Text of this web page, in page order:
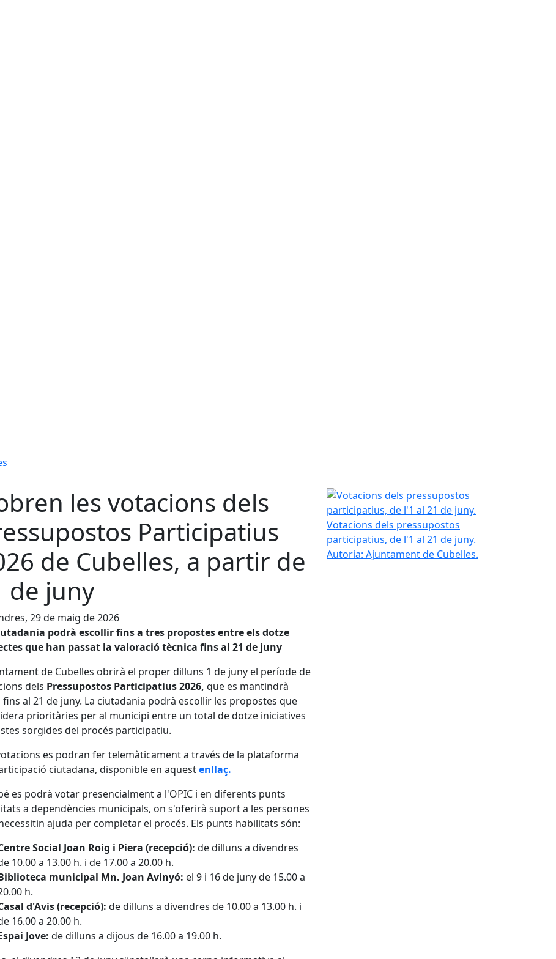
les votacions dels
Participatius
de Cubelles, a partir de
de juny
29 de maig de 2026
podrà escollir fins a tres propostes entre els dotze
que han passat la valoració tècnica fins al 21 de juny
de Cubelles obrirà el proper dilluns 1 de juny el període de
dels Pressupostos Participatius 2026, que es mantindrà
fins al 21 de juny. La ciutadania podrà escollir les propostes que
prioritàries per al municipi entre un total de dotze iniciatives
sorgides del procés participatiu.
es podran fer telemàticament a través de la plataforma
ciutadana, disponible en aquestenllaç.
es podrà votar presencialment a l'OPIC i en diferents punts
a dependències municipals, on s'oferirà suport a les persones
ajuda per completar el procés. Els punts habilitats són:
Social Joan Roig i Piera (recepció): de dilluns a divendres
10.00 a 13.00 h. i de 17.00 a 20.00 h.
municipal Mn. Joan Avinyó: el 9 i 16 de juny de 15.00 a
h.
d'Avis (recepció): de dilluns a divendres de 10.00 a 13.00 h. i
16.00 a 20.00 h.
Jove: de dilluns a dijous de 16.00 a 19.00 h.
Votacions dels pressupostos participatius, de l'1
Votacions dels pressupostos
participatius, de l'1 al 21 de juny.
Autoria: Ajuntament de Cubelles.